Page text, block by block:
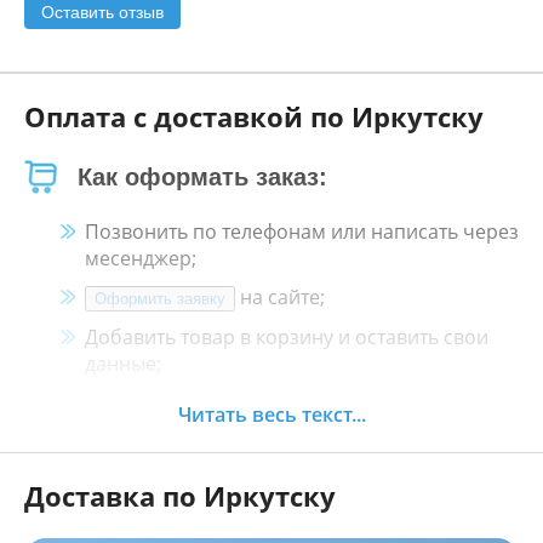
Оставить отзыв
Оплата с доставкой по Иркутску
Как оформать заказ:
Позвонить по телефонам или написать через
месенджер;
Оформить заявку
на сайте;
Добавить товар в корзину и оставить свои
данные;
Менеджер свяжется с Вами в течение 30
Как оплатить:
Читать весь текст...
Доставка по Иркутску